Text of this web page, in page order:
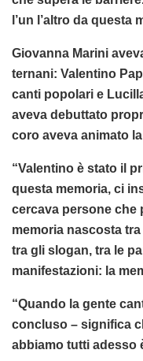
l’un l’altro da questa
Giovanna Marini
ternani: Valentino
canti popolari e
aveva debuttato
coro aveva animato
“Valentino è stato il
questa memoria, ci
cercava persone che
memoria nascosta
tra gli slogan, tra le
manifestazioni: la
“Quando la gente
concluso – significa
abbiamo tutti adesso